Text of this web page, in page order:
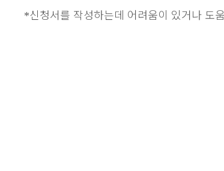
*신청서를 작성하는데 어려움이 있거나 도